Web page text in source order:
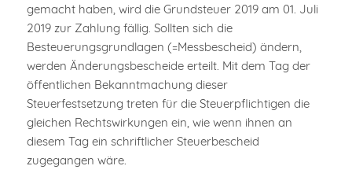
gemacht haben, wird die Grundsteuer 2019 am 01. Juli
2019 zur Zahlung fällig. Sollten sich die
Besteuerungsgrundlagen (=Messbescheid) ändern,
werden Änderungsbescheide erteilt. Mit dem Tag der
öffentlichen Bekanntmachung dieser
Steuerfestsetzung treten für die Steuerpflichtigen die
gleichen Rechtswirkungen ein, wie wenn ihnen an
diesem Tag ein schriftlicher Steuerbescheid
zugegangen wäre.